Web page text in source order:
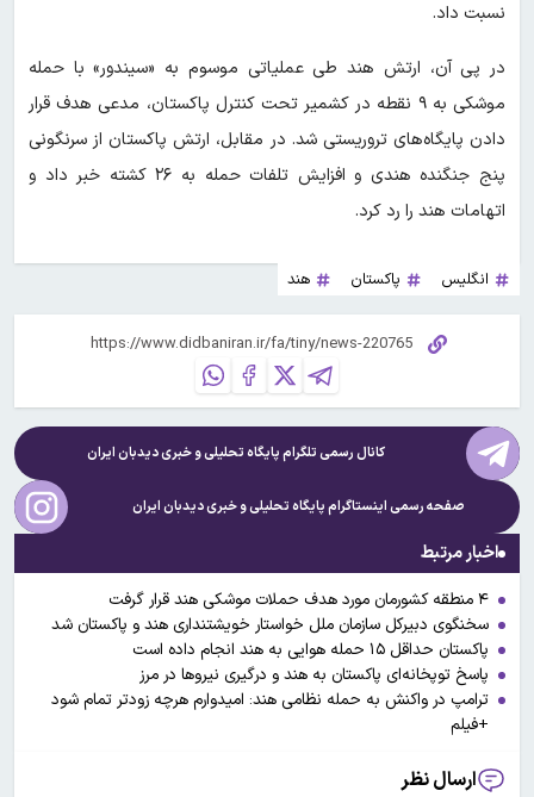
نسبت داد.
در پی آن، ارتش هند طی عملیاتی موسوم به «سیندور» با حمله
موشکی به ۹ نقطه در کشمیر تحت کنترل پاکستان، مدعی هدف قرار
دادن پایگاه‌های تروریستی شد. در مقابل، ارتش پاکستان از سرنگونی
پنج جنگنده هندی و افزایش تلفات حمله به ۲۶ کشته خبر داد و
اتهامات هند را رد کرد.
انگلیس پاکستان هند
کانال رسمی تلگرام پایگاه تحلیلی و خبریدیدبان ایران
صفحه رسمی اینستاگرام پایگاه تحلیلی و خبریدیدبان ایران
اخبار مرتبط
۴ منطقه کشورمان مورد هدف حملات موشکی هند قرار گرفت
سخنگوی دبیرکل سازمان ملل خواستار خویشتنداری هند و پاکستان شد
پاکستان حداقل ۱۵ حمله هوایی به هند انجام داده است
پاسخ توپخانه‌ای پاکستان به هند و درگیری نیروها در مرز
ترامپ در واکنش به حمله نظامی هند: امیدوارم هرچه زودتر تمام شود
+فیلم
ارسال نظر